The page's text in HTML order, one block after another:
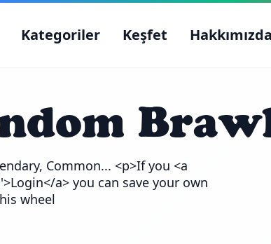
Kategoriler Keşfet Hakkımızda
Common... <p>If you <a
a> you can save your own
wheel